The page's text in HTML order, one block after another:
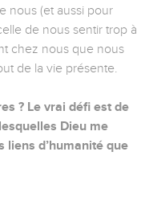
nous (et aussi pour
de nous sentir trop à
chez nous que nous
de la vie présente.
? Le vrai défi est de
Dieu me
liens d’humanité que